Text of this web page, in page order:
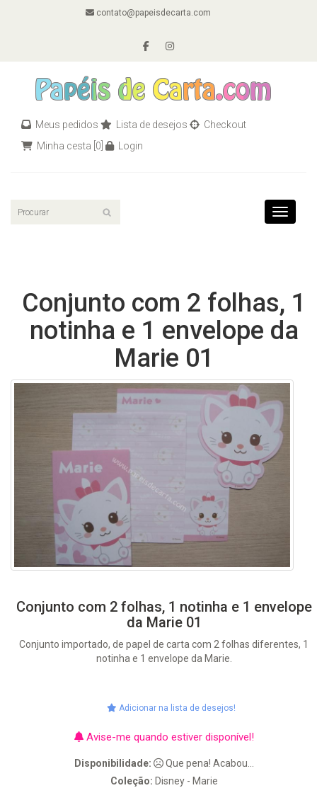
contato@papeisdecarta.com
Meus pedidos Lista de desejos
Checkout
Minha cesta [0] Login
Toggle
Conjunto com 2 folhas, 1
notinha e 1 envelope da
Marie 01
Conjunto com 2 folhas, 1 notinha e 1 envelope
da Marie 01
Conjunto importado, de papel de carta com 2 folhas diferentes, 1
notinha e 1 envelope da Marie.
Adicionar na lista de desejos!
Avise-me quando estiver disponível!
Disponibilidade:
Que pena! Acabou...
Coleção: Disney - Marie